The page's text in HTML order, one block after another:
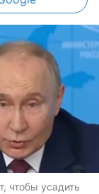
чтобы усадить